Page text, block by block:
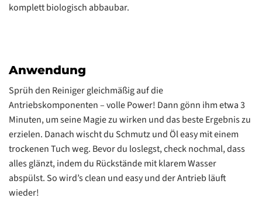
komplett biologisch abbaubar.
Anwendung
Sprüh den Reiniger gleichmäßig auf die
Antriebskomponenten – volle Power! Dann gönn ihm etwa 3
Minuten, um seine Magie zu wirken und das beste Ergebnis zu
erzielen. Danach wischt du Schmutz und Öl easy mit einem
trockenen Tuch weg. Bevor du loslegst, check nochmal, dass
alles glänzt, indem du Rückstände mit klarem Wasser
abspülst. So wird’s clean und easy und der Antrieb läuft
wieder!